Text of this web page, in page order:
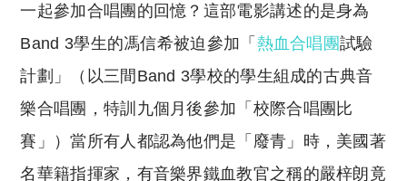
一起參加合唱團的回憶？這部電影講述的是身為
Band 3學生的馮信希被迫參加「 熱血合唱團試驗
計劃」（以三間Band 3學校的學生組成的古典音
樂合唱團，特訓九個月後參加「校際合唱團比
賽」）當所有人都認為他們是「廢青」時，美國著
名華籍指揮家，有音樂界鐵血教官之稱的嚴梓朗竟